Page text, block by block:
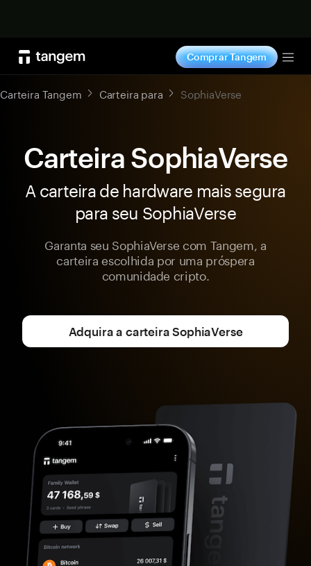
Comprar Tangem
Carteira Tangem Carteira para SophiaVerse
Carteira SophiaVerse
A carteira de hardware mais segura
para seu SophiaVerse
Garanta seu SophiaVerse com Tangem, a
carteira escolhida por uma próspera
comunidade cripto.
Adquira a carteira SophiaVerse